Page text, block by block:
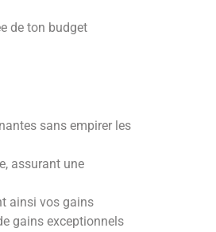
de ton budget
sans empirer les
assurant une
ainsi vos gains
gains exceptionnels